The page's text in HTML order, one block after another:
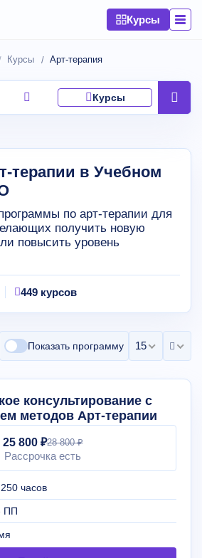
Курсы
Курсы Арт-терапия
терапии в Учебном
по арт-терапии для
получить новую
повысить уровень
449 курсов
Показать программу 15 на
консультирование с
методов Арт-терапии
25 800 ₽28 800 ₽
Рассрочка есть
250 часов
ПП
Курсы